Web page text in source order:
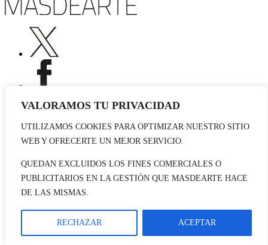
VALORAMOS TU PRIVACIDAD
UTILIZAMOS COOKIES PARA OPTIMIZAR NUESTRO SITIO
WEB Y OFRECERTE UN MEJOR SERVICIO.
QUEDAN EXCLUIDOS LOS FINES COMERCIALES O
PUBLICITARIOS EN LA GESTIÓN QUE MASDEARTE HACE
DE LAS MISMAS.
RECHAZAR ACEPTAR
Publicidad
Contacto
© 2026 masdearte. Información de exposiciones, museos y artistas
Política de cookies
Política de Privacidad
Datos sociales